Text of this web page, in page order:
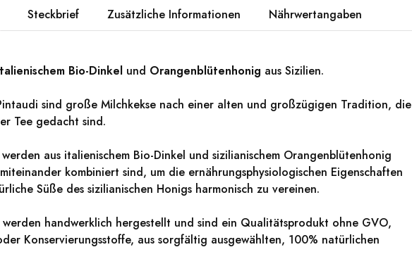
Steckbrief Zusätzliche Informationen Nährwertangaben
Bio-Dinkel und Orangenblütenhonig aus Sizilien.
sind große Milchkekse nach einer alten und großzügigen Tradition, die
Tee gedacht sind.
aus italienischem Bio-Dinkel und sizilianischem Orangenblütenhonig
kombiniert sind, um die ernährungsphysiologischen Eigenschaften
Süße des sizilianischen Honigs harmonisch zu vereinen.
handwerklich hergestellt und sind ein Qualitätsprodukt ohne GVO,
Konservierungsstoffe, aus sorgfältig ausgewählten, 100% natürlichen